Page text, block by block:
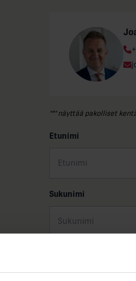
"*" näyttää pakolliset
Etunimi
Sukunimi